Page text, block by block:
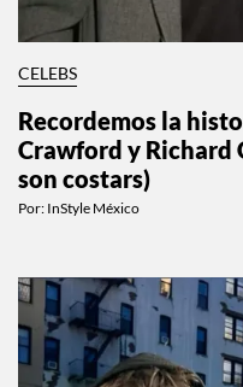
CELEBS
Recordemos la
Crawford y Richard
son costars)
Por: InStyle México